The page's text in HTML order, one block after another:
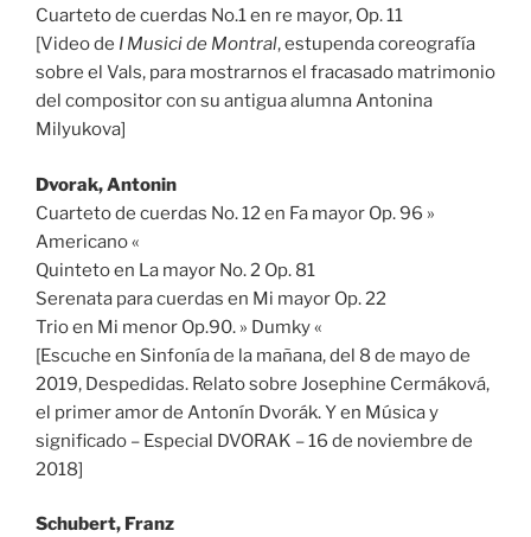
Cuarteto de cuerdas No.1 en re mayor, Op. 11
[Video de I Musici de Montral, estupenda coreografía
sobre el Vals, para mostrarnos el fracasado matrimonio
del compositor con su antigua alumna Antonina
Milyukova]
Dvorak, Antonin
Cuarteto de cuerdas No. 12 en Fa mayor Op. 96 »
Americano «
Quinteto en La mayor No. 2 Op. 81
Serenata para cuerdas en Mi mayor Op. 22
Trio en Mi menor Op.90. » Dumky «
[Escuche en Sinfonía de la mañana, del 8 de mayo de
2019, Despedidas. Relato sobre Josephine Cermáková,
el primer amor de Antonín Dvorák. Y en Música y
significado – Especial DVORAK – 16 de noviembre de
2018]
Schubert, Franz